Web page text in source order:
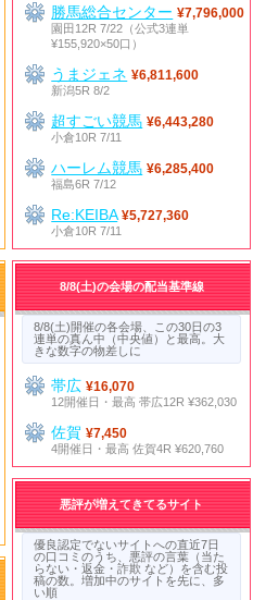
勝馬総合センター ¥7,796,000
園田12R 7/22（公式3連単
¥155,920×50口）
うまジェネ ¥6,811,600
新潟5R 8/2
超すごい競馬 ¥6,443,280
小倉10R 7/11
ハーレム競馬 ¥6,285,400
福島6R 7/12
Re:KEIBA ¥5,727,360
小倉10R 7/11
8/8(土)の会場の配当基準線
8/8(土)開催の各会場、この30日の3
連単の真ん中（中央値）と最高。大
きな数字の物差しに
帯広¥16,070
12開催日・最高 帯広12R ¥362,030
佐賀¥7,450
4開催日・最高 佐賀4R ¥620,760
悪評が増えてきてるサイト
優良認定でないサイトへの直近7日
の口コミのうち、悪評の言葉（当た
らない・返金・詐欺 など）を含む投
稿の数。増加中のサイトを先に、多
い順